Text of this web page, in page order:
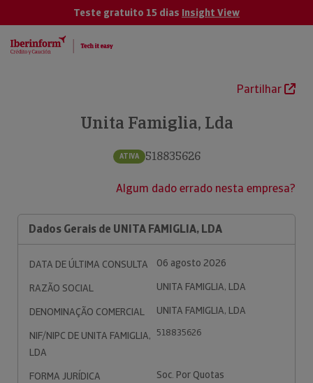
Teste gratuito 15 dias Insight View
Partilhar
Unita Famiglia, Lda
ATIVA 518835626
Algum dado errado nesta empresa?
Dados Gerais de UNITA FAMIGLIA, LDA
DATA DE ÚLTIMA CONSULTA
06 agosto 2026
RAZÃO SOCIAL
UNITA FAMIGLIA, LDA
DENOMINAÇÃO COMERCIAL
UNITA FAMIGLIA, LDA
NIF/NIPC DE UNITA FAMIGLIA,
LDA
518835626
FORMA JURÍDICA
Soc. Por Quotas